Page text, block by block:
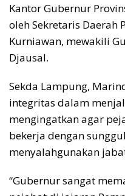
Kantor Gubernur
oleh Sekretaris Daerah
Kurniawan, mewakili
Djausal.
Sekda Lampung,
integritas dalam
mengingatkan agar
bekerja dengan
menyalahgunakan
“Gubernur sangat